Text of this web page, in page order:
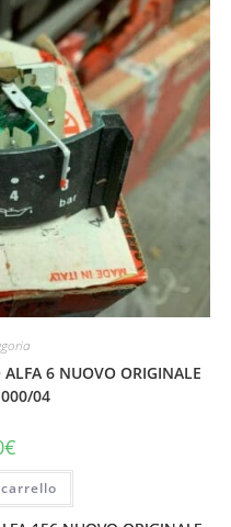
6 NUOVO ORIGINALE
04
€